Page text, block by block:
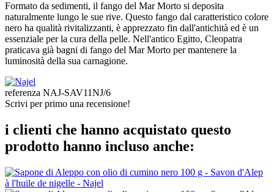
Formato da sedimenti, il fango del Mar Morto si deposita
naturalmente lungo le sue rive. Questo fango dal caratteristico colore
nero ha qualità rivitalizzanti, è apprezzato fin dall'antichità ed è un
essenziale per la cura della pelle. Nell'antico Egitto, Cleopatra
praticava già bagni di fango del Mar Morto per mantenere la
luminosità della sua carnagione.
referenza NAJ-SAV11NJ/6
Scrivi per primo una recensione!
i clienti che hanno acquistato questo
prodotto hanno incluso anche: